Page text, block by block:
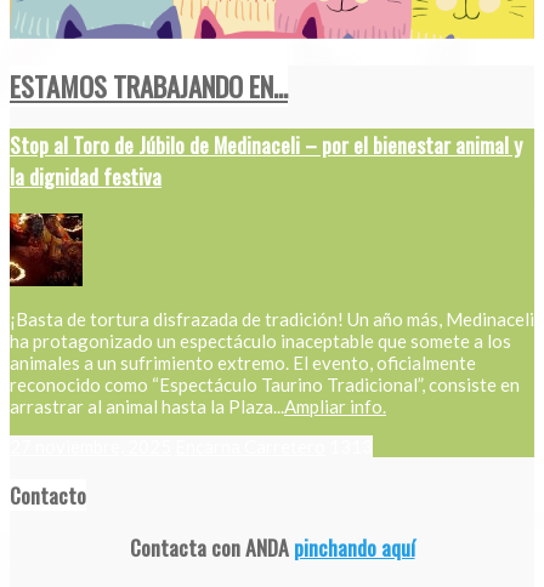
ESTAMOS TRABAJANDO EN...
Stop al Toro de Júbilo de Medinaceli – por el bienestar animal y
la dignidad festiva
¡Basta de tortura disfrazada de tradición! Un año más, Medinaceli
ha protagonizado un espectáculo inaceptable que somete a los
animales a un sufrimiento extremo. El evento, oficialmente
reconocido como “Espectáculo Taurino Tradicional”, consiste en
arrastrar al animal hasta la Plaza...Ampliar info.
Contacto
Contacta con ANDApinchando aquí